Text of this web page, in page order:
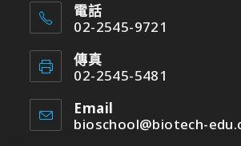
電話
02-2545-9721
傳真
02-2545-5481
Email
bioschool@biotech-